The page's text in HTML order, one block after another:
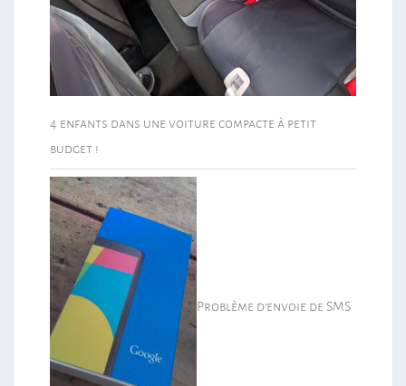
4 enfants dans une voiture compacte à petit
budget !
Problème d’envoie de SMS